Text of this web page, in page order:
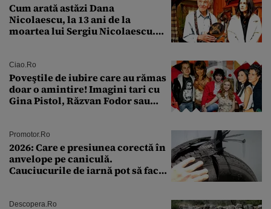
Cum arată astăzi Dana
Nicolaescu, la 13 ani de la
moartea lui Sergiu Nicolaescu.
Ciao.ro
Poveştile de iubire care au rămas
doar o amintire! Imagini tari cu
Gina Pistol, Răzvan Fodor sau
Promotor.ro
2026: Care e presiunea corectă în
anvelope pe caniculă.
Cauciucurile de iarnă pot să facă
Descopera.ro